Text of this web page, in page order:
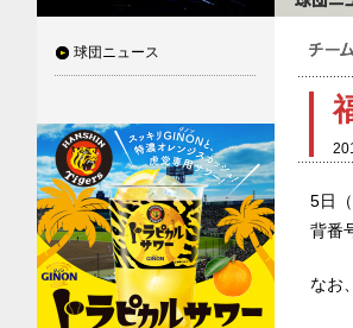
球団ニュース
5日
背番
なお